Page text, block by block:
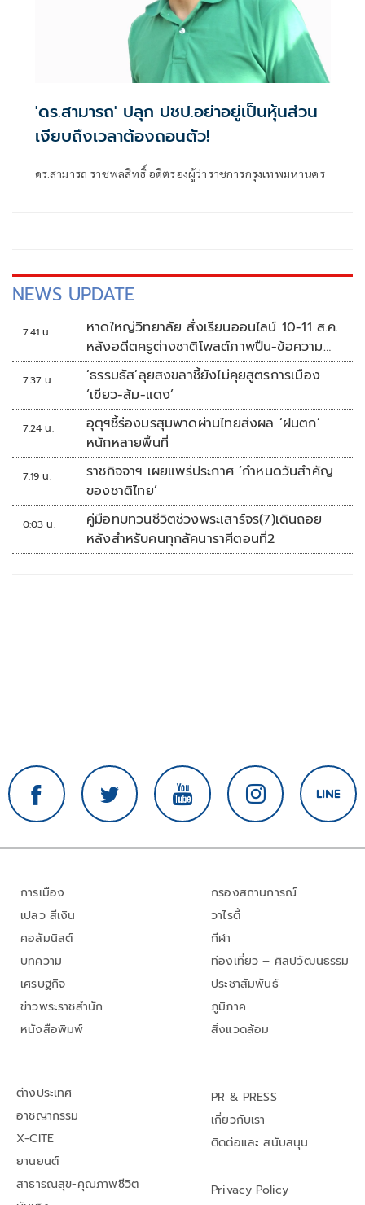
'ดร.สามารถ' ปลุก ปชป.อย่าอยู่เป็นหุ้นส่วน
เงียบถึงเวลาต้องถอนตัว!
ดร.สามารถ ราชพลสิทธิ์ อดีตรองผู้ว่าราชการกรุงเทพมหานคร
NEWS UPDATE
7:41 น.
หาดใหญ่วิทยาลัย สั่งเรียนออนไลน์ 10-11 ส.ค.
หลังอดีตครูต่างชาติโพสต์ภาพปืน-ข้อความ
ข่มขู่
7:37 น.
‘ธรรมธัส’ลุยสงขลาชี้ยังไม่คุยสูตรการเมือง
‘เขียว-ส้ม-แดง’
7:24 น.
อุตุฯชี้ร่องมรสุมพาดผ่านไทยส่งผล ‘ฝนตก’
หนักหลายพื้นที่
7:19 น.
ราชกิจจาฯ เผยแพร่ประกาศ ‘กำหนดวันสำคัญ
ของชาติไทย’
0:03 น.
คู่มือทบทวนชีวิตช่วงพระเสาร์จร(7)เดินถอย
หลังสำหรับคนทุกลัคนาราศีตอนที่2
การเมือง
เปลว สีเงิน
คอลัมนิสต์
บทความ
เศรษฐกิจ
ข่าวพระราชสำนัก
หนังสือพิมพ์
กรองสถานการณ์
วาไรตี้
กีฬา
ท่องเที่ยว – ศิลปวัฒนธรรม
ประชาสัมพันธ์
ภูมิภาค
สิ่งแวดล้อม
ต่างประเทศ
อาชญากรรม
X-CITE
ยานยนต์
สาธารณสุข-คุณภาพชีวิต
PR & PRESS
เกี่ยวกับเรา
ติดต่อและ สนับสนุน
Privacy Policy